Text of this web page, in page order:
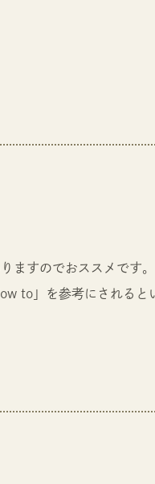
ますのでおススメです。
to」を参考にされると